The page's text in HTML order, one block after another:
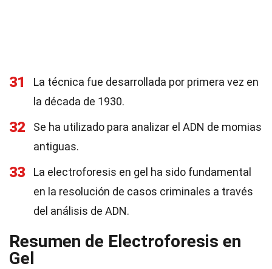
31
La técnica fue desarrollada por primera vez en
la década de 1930.
32
Se ha utilizado para analizar el ADN de momias
antiguas.
33
La electroforesis en gel ha sido fundamental
en la resolución de casos criminales a través
del análisis de ADN.
Resumen de Electroforesis en
Gel